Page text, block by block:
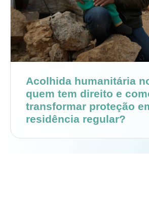
Acolhida humanitária
quem tem direito e
transformar proteção
residência regular?